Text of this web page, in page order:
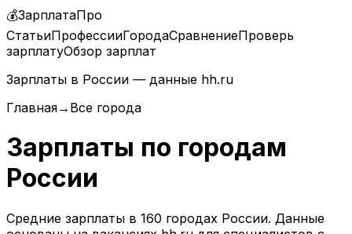
💰ЗарплатаПро
СтатьиПрофессииГородаСравнениеПроверь
зарплатуОбзор зарплат
Зарплаты в России — данные hh.ru
Главная→ Все города
Зарплаты по городам
России
Средние зарплаты в 160 городах России. Данные